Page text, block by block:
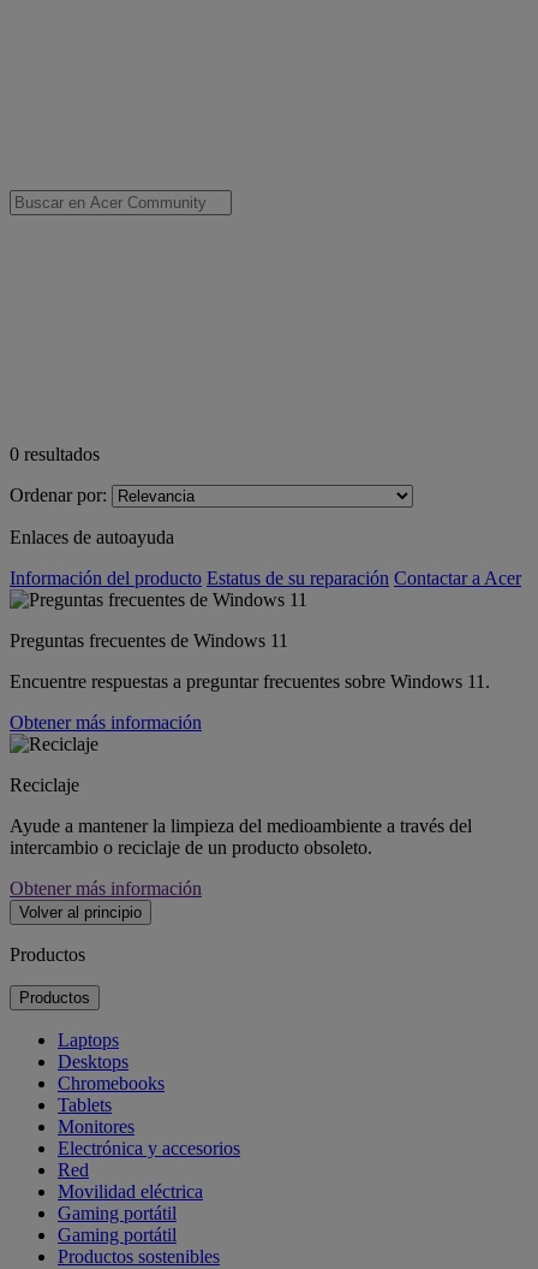
0 resultados
Ordenar por:
Enlaces de autoayuda
Información del producto Estatus de su reparación Contactar a Acer
Preguntas frecuentes de Windows 11
Encuentre respuestas a preguntar frecuentes sobre Windows 11.
Obtener más información
Reciclaje
Ayude a mantener la limpieza del medioambiente a través del
intercambio o reciclaje de un producto obsoleto.
Obtener más información
Volver al principio
Productos
Productos
Laptops
Desktops
Chromebooks
Tablets
Monitores
Electrónica y accesorios
Red
Movilidad eléctrica
Gaming portátil
Gaming portátil
Productos sostenibles